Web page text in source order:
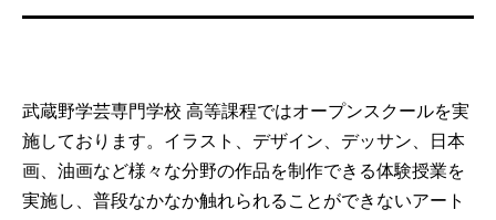
武蔵野学芸専門学校 高等課程ではオープンスクールを実
施しております。イラスト、デザイン、デッサン、日本
画、油画など様々な分野の作品を制作できる体験授業を
実施し、普段なかなか触れられることができないアート